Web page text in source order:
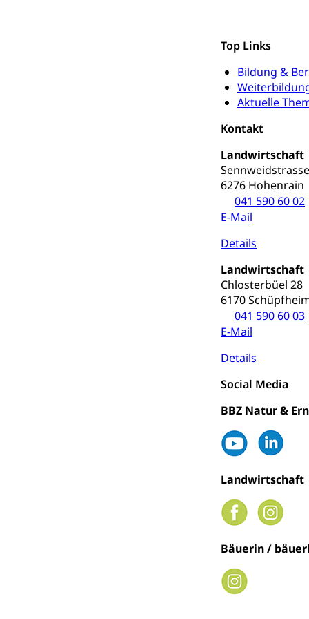
Top Links
Bildung &
Aktuelle
Kontakt
Landwirtschaft
6276 Hohenrain
041 590 60 02
E-Mail
Details
Landwirtschaft
Chlosterbüel 28
6170
041 590 60 03
E-Mail
Details
Social Media
BBZ Natur &
Landwirtschaft
Bäuerin /
Volksrechte
Kantonale
Steuern
Ombudsstellen
Vermittler,
Umgang mit
Rassismus
Strafrecht,
Vormundschaft
Vormund,
Kindes- und
Abfall
Abfall und
Boden, Natur
Bodenschutz,
Eigentum